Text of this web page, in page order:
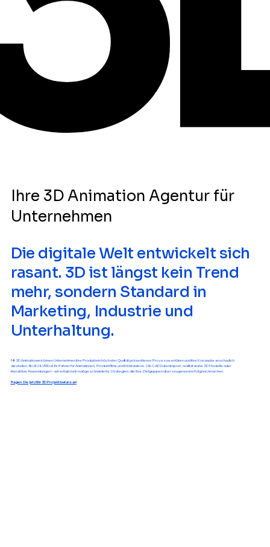
Ihre 3D Animation Agentur für
Unternehmen
Die digitale Welt entwickelt sich
rasant. 3D ist längst kein Trend
mehr, sondern Standard in
Marketing, Industrie und
Unterhaltung.
Mit 3D Animationen können Unternehmen ihre Produkte in höchster Qualität präsentieren, Prozesse erklären und ihre Konzepte anschaulich
darstellen. BLUE SILVER ist Ihr Partner für Animationen, Produktfilme und Erklärvideos. Ob CAD Daten Import, realitätsnahe 3D Modelle oder
interaktive Anwendungen – wir entwickeln maßgeschneiderte Strategien, die Ihre Zielgruppen überzeugen und erfolgreich machen.
Fragen Sie jetzt Ihr 3D Projekt bei uns an!